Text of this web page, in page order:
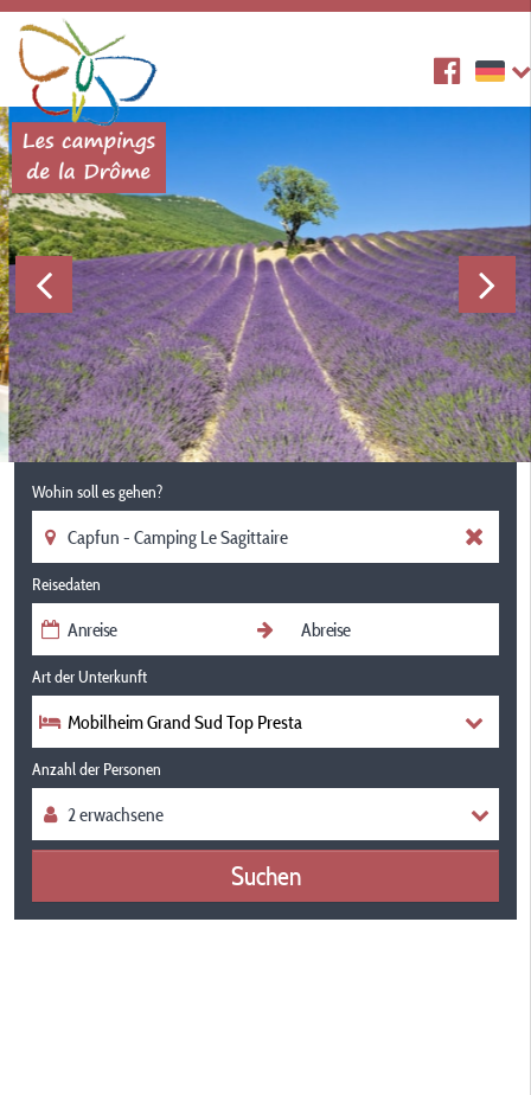
Wohin soll es gehen?
Reisedaten
Art der Unterkunft
Mobilheim Grand Sud Top Presta
Anzahl der Personen
Suchen